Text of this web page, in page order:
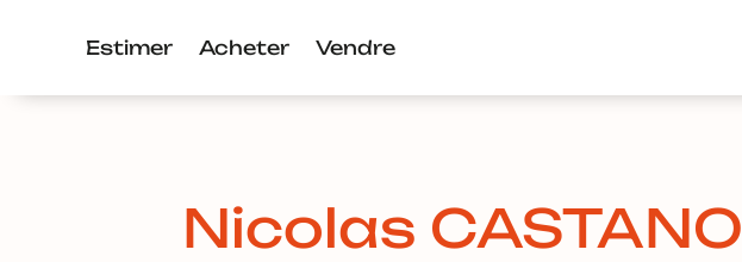
Estimer Acheter Vendre
Nicolas CASTANO